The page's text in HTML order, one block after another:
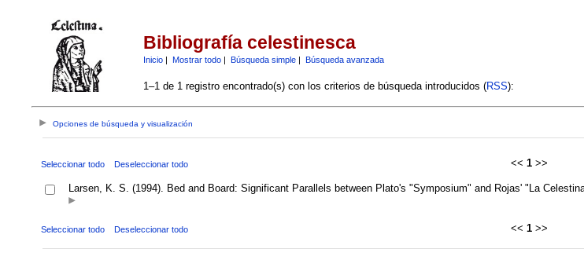
Bibliografía celestinesca
Inicio| Mostrar todo| Búsqueda simple| Búsqueda avanzada
1–1 de 1 registro encontrado(s) con los criterios de búsqueda introducidos (RSS):
Opciones de búsqueda y visualización
Seleccionar todo Deseleccionar todo << 1>>
Larsen, K. S. (1994). Bed and Board: Significant Parallels between Plato's "Symposium" and Rojas' "La
Seleccionar todo Deseleccionar todo << 1>>